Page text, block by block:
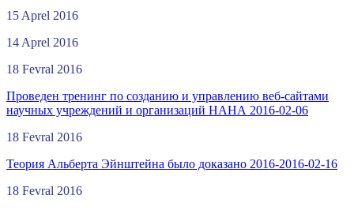
15 Aprel 2016
14 Aprel 2016
18 Fevral 2016
Проведен тренинг по созданию и управлению веб-сайтами
научных учреждений и организаций НАНА 2016-02-06
18 Fevral 2016
Теория Альберта Эйнштейна было доказано 2016-2016-02-16
18 Fevral 2016